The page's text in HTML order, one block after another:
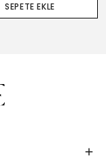
SEPETE EKLE